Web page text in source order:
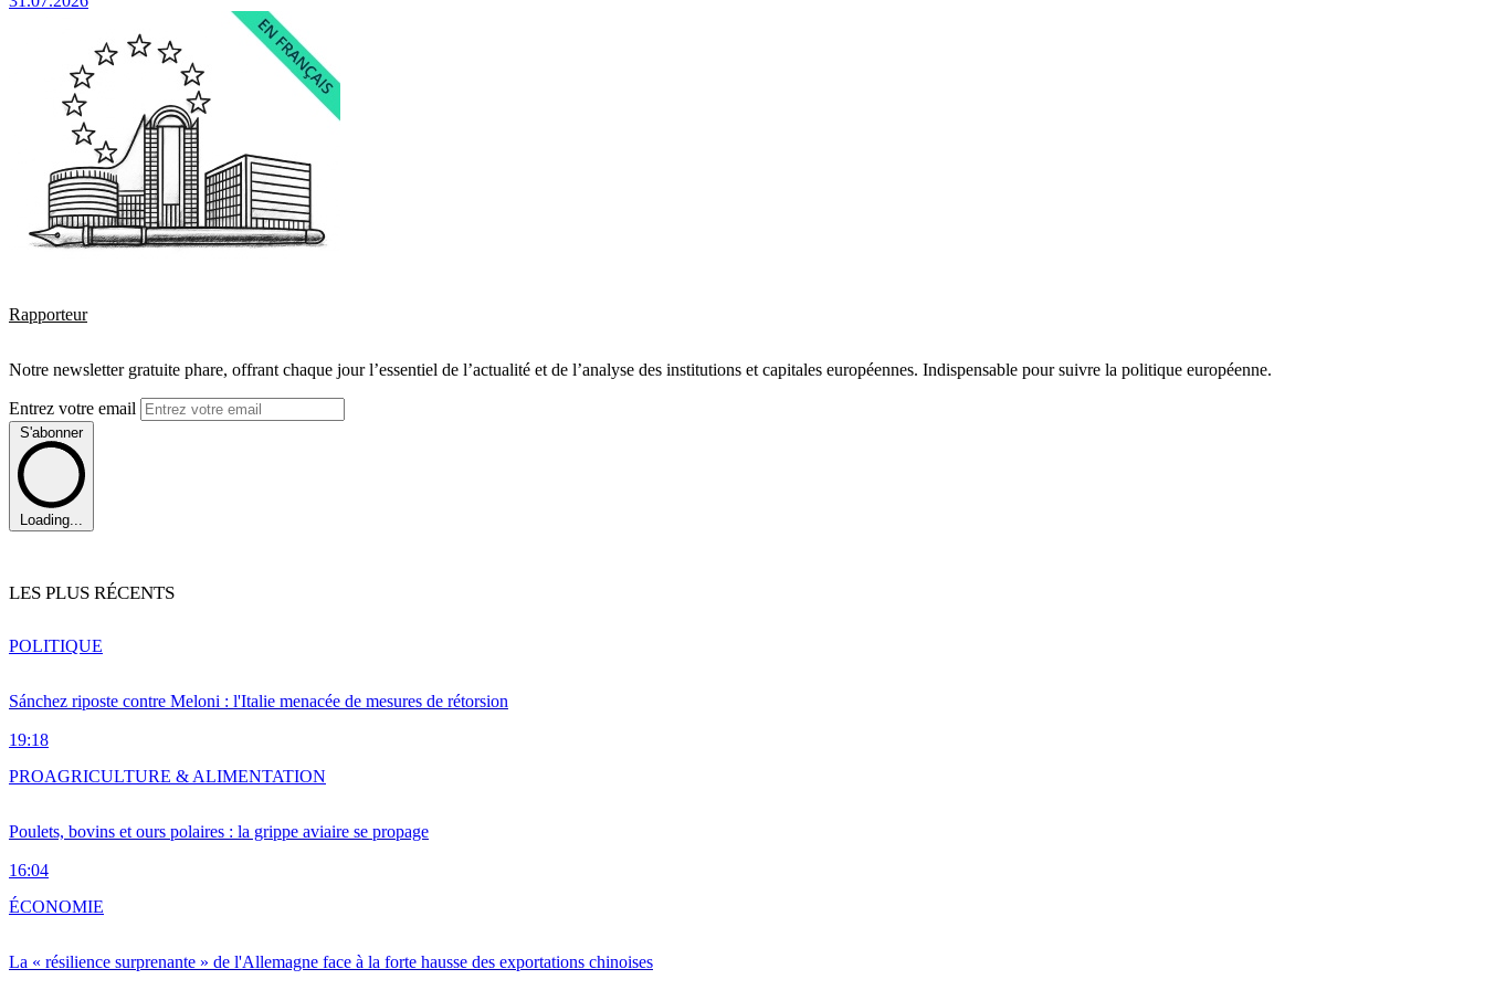
Rapporteur
Notre newsletter gratuite phare, offrant chaque jour l’essentiel de l’actualité et de l’analyse des institutions et capitales européennes. Indispensable pour suivre la politique européenne.
Entrez votre email
S'abonner
Loading...
LES PLUS RÉCENTS
Sánchez riposte contre Meloni : l'Italie menacée de mesures de rétorsion
19:18
POLITIQUE
Poulets, bovins et ours polaires : la grippe aviaire se propage
16:04
PROAGRICULTURE & ALIMENTATION
La « résilience surprenante » de l'Allemagne face à la forte hausse des exportations chinoises
ÉCONOMIE